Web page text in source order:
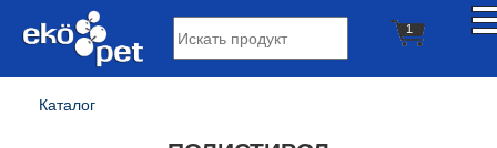
1
Каталог